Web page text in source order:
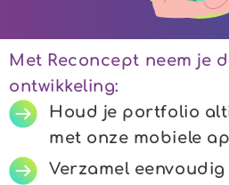
Met Reconcept neem je
ontwikkeling:
Houd je portfolio
met onze mobiele
Verzamel